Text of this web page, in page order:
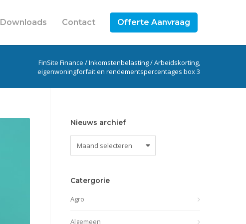
Downloads Contact Offerte Aanvraag
FinSite Finance /Inkomstenbelasting/Arbeidskorting,
eigenwoningforfait en rendementspercentages box 3
Nieuws archief
Catergorie
Agro
Algemeen